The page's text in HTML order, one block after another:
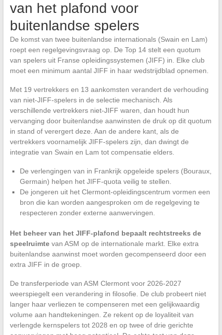
van het plafond voor
buitenlandse spelers
De komst van twee buitenlandse internationals (Swain en Lam)
roept een regelgevingsvraag op. De Top 14 stelt een quotum
van spelers uit Franse opleidingssystemen (JIFF) in. Elke club
moet een minimum aantal JIFF in haar wedstrijdblad opnemen.
Met 19 vertrekkers en 13 aankomsten verandert de verhouding
van niet-JIFF-spelers in de selectie mechanisch. Als
verschillende vertrekkers niet-JIFF waren, dan houdt hun
vervanging door buitenlandse aanwinsten de druk op dit quotum
in stand of verergert deze. Aan de andere kant, als de
vertrekkers voornamelijk JIFF-spelers zijn, dan dwingt de
integratie van Swain en Lam tot compensatie elders.
De verlengingen van in Frankrijk opgeleide spelers (Bouraux,
Germain) helpen het JIFF-quota veilig te stellen.
De jongeren uit het Clermont-opleidingscentrum vormen een
bron die kan worden aangesproken om de regelgeving te
respecteren zonder externe aanwervingen.
Het beheer van het JIFF-plafond bepaalt rechtstreeks de
speelruimtevan ASM op de internationale markt. Elke extra
buitenlandse aanwinst moet worden gecompenseerd door een
extra JIFF in de groep.
De transferperiode van ASM Clermont voor 2026-2027
weerspiegelt een verandering in filosofie. De club probeert niet
langer haar verliezen te compenseren met een gelijkwaardig
volume aan handtekeningen. Ze rekent op de loyaliteit van
verlengde kernspelers tot 2028 en op twee of drie gerichte